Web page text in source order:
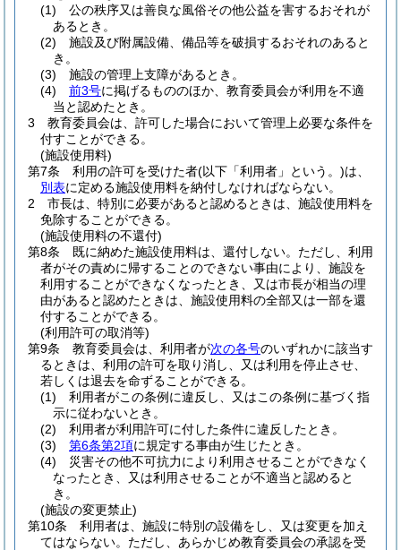
(1)
公の秩序又は善良な風俗その他公益を害するおそれが
あるとき。
(2)
施設及び附属設備、備品等を破損するおそれのあると
き。
(3)
施設の管理上支障があるとき。
(4)
前3号に掲げるもののほか、教育委員会が利用を不適
当と認めたとき。
3
教育委員会は、許可した場合において管理上必要な条件を
付すことができる。
(施設使用料)
第7条
利用の許可を受けた者(以下「利用者」という。)は、
別表に定める施設使用料を納付しなければならない。
2
市長は、特別に必要があると認めるときは、施設使用料を
免除することができる。
(施設使用料の不還付)
第8条
既に納めた施設使用料は、還付しない。 ただし、利用
者がその責めに帰することのできない事由により、施設を
利用することができなくなったとき、又は市長が相当の理
由があると認めたときは、施設使用料の全部又は一部を還
付することができる。
(利用許可の取消等)
第9条
教育委員会は、利用者が次の各号のいずれかに該当す
るときは、利用の許可を取り消し、又は利用を停止させ、
若しくは退去を命ずることができる。
(1)
利用者がこの条例に違反し、又はこの条例に基づく指
示に従わないとき。
(2)
利用者が利用許可に付した条件に違反したとき。
(3)
第6条第2項に規定する事由が生じたとき。
(4)
災害その他不可抗力により利用させることができなく
なったとき、又は利用させることが不適当と認めると
き。
(施設の変更禁止)
第10条
利用者は、施設に特別の設備をし、又は変更を加え
てはならない。 ただし、あらかじめ教育委員会の承認を受